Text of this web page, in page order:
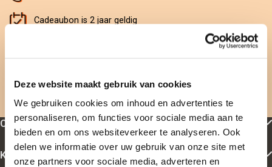
Deze website maakt gebruik van cookies
We gebruiken cookies om inhoud en advertenties te
personaliseren, om functies voor sociale media aan te
bieden en om ons websiteverkeer te analyseren. Ook
delen we informatie over uw gebruik van onze site met
onze partners voor sociale media, adverteren en
Cadeaubon is 2 jaar geldig
Direct geleverd
Cadeau-inspiratie
Klantenservice